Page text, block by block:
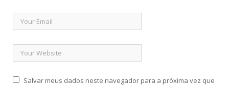
Salvar meus dados neste navegador para a próxima vez que